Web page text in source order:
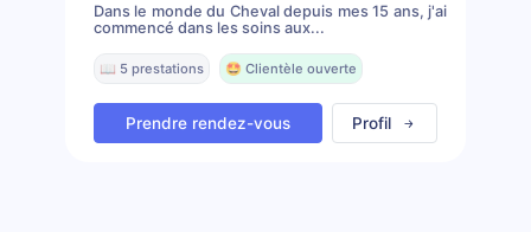
Dans le monde du Cheval depuis mes 15 ans, j'ai
commencé dans les soins aux...
📖 5 prestations 🤩 Clientèle ouverte
Prendre rendez-vous Profil